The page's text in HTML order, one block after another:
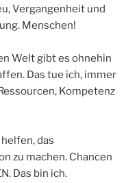
Vergangenheit und
Menschen!
Welt gibt es ohnehin
Das tue ich, immer
Kompetenz
das
zu machen. Chancen
Das bin ich.